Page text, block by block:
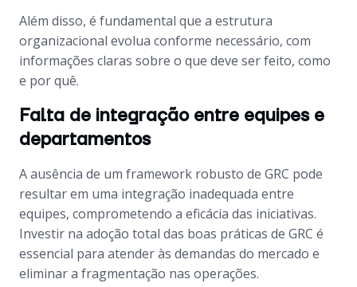
Além disso, é fundamental que a estrutura
organizacional evolua conforme necessário, com
informações claras sobre o que deve ser feito, como
e por quê.
Falta de integração entre equipes e
departamentos
A ausência de um framework robusto de GRC pode
resultar em uma integração inadequada entre
equipes, comprometendo a eficácia das iniciativas.
Investir na adoção total das boas práticas de GRC é
essencial para atender às demandas do mercado e
eliminar a fragmentação nas operações.